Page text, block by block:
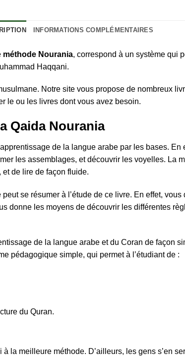
INFORMATIONS COMPLÉMENTAIRES
méthode Nourania, correspond à un système qui
Haqqani.
Notre site vous propose de nombreux
le ou les livres dont vous avez besoin.
Qaida Nourania
de la langue arabe par les bases. En
les assemblages, et découvrir les voyelles. La
de lire de façon fluide.
se résumer à l’étude de ce livre. En effet,
donne les moyens de découvrir les différentes
de la langue arabe et du Coran de façon
pédagogique simple, qui permet à l’étudiant de :
du Quran.
la meilleure méthode. D’ailleurs, les gens s’en